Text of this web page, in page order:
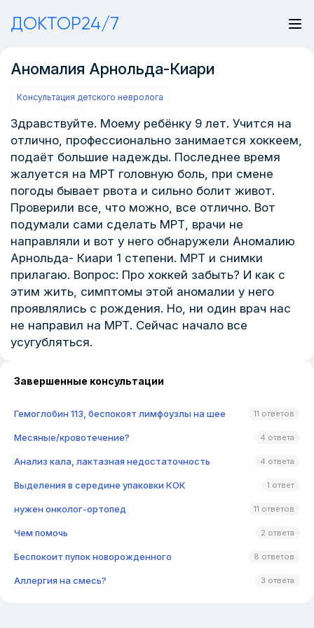
ДОКТОР24/7
Аномалия Арнольда-Киари
Консультация детского невролога
Здравствуйте. Моему ребёнку 9 лет. Учится на
отлично, профессионально занимается хоккеем,
подаёт большие надежды. Последнее время
жалуется на МРТ головную боль, при смене
погоды бывает рвота и сильно болит живот.
Проверили все, что можно, все отлично. Вот
подумали сами сделать МРТ, врачи не
направляли и вот у него обнаружели Аномалию
Арнольда- Киари 1 степени. МРТ и снимки
прилагаю. Вопрос: Про хоккей забыть? И как с
этим жить, симптомы этой аномалии у него
проявлялись с рождения. Но, ни один врач нас
не направил на МРТ. Сейчас начало все
усугубляться.
Завершенные консультации
Гемоглобин 113, беспокоят лимфоузлы на шее 11 ответов
Месяные/кровотечение? 4 ответа
Анализ кала, лактазная недостаточность 4 ответа
Выделения в середине упаковки КОК 1 ответ
нужен онколог-ортопед 11 ответов
Чем помочь 2 ответа
Беспокоит пупок новорожденного 8 ответов
Аллергия на смесь? 3 ответа